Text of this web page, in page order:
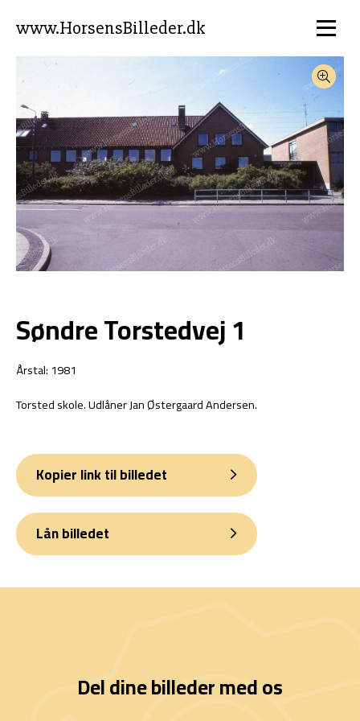
www.HorsensBilleder.dk
Søndre Torstedvej 1
Årstal: 1981
Torsted skole. Udlåner Jan Østergaard Andersen.
Kopier link til billedet
Lån billedet
Del dine billeder med os